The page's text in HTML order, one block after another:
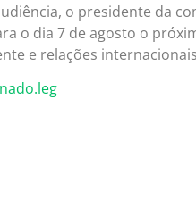
o presidente da
o dia 7 de agosto o
e relações